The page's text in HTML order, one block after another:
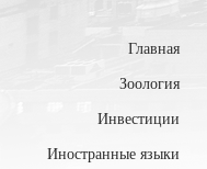
Главная
Зоология
Инвестиции
Иностранные языки